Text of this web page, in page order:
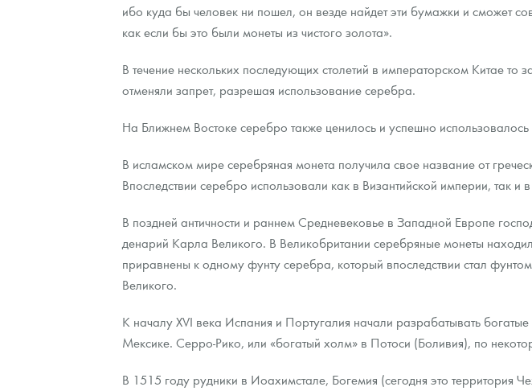
ибо куда бы человек ни пошел, он везде найдет эти бумажки и сможет
как если бы это были монеты из чистого золота».
В течение нескольких последующих столетий в императорском Китае
отменяли запрет, разрешая использование серебра.
На Ближнем Востоке серебро также ценилось и успешно использовалось
В исламском мире серебряная монета получила свое название от
Впоследствии серебро использовали как в Византийской империи, так и
В поздней античности и раннем Средневековье в Западной Европе
денарий Карла Великого. В Великобритании серебряные монеты
приравнены к одному фунту серебра, который впоследствии стал
Великого.
К началу XVI века Испания и Португалия начали разрабатывать
Мексике. Серро-Рико, или «богатый холм» в Потоси (Боливия), по
В 1515 году рудники в Иоахимстале, Богемия (сегодня это территория